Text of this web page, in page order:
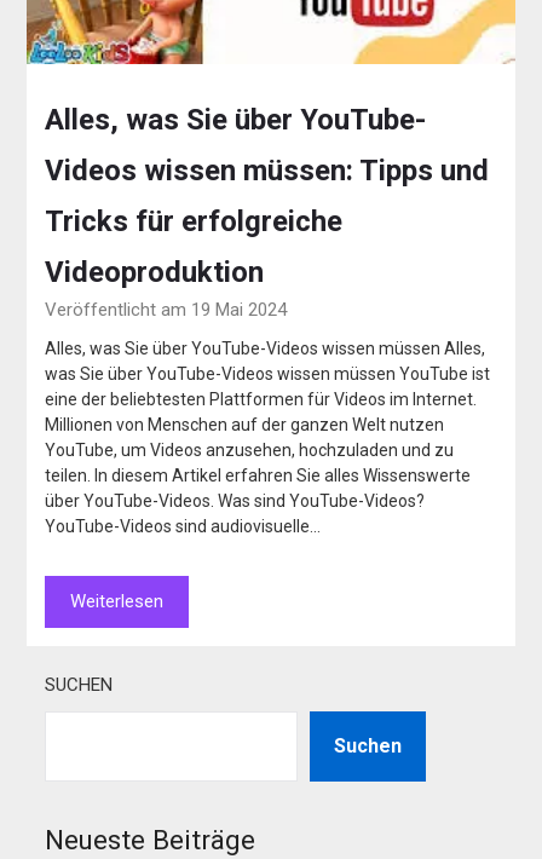
Alles, was Sie über YouTube-
Videos wissen müssen: Tipps und
Tricks für erfolgreiche
Videoproduktion
Veröffentlicht am 19 Mai 2024
Alles, was Sie über YouTube-Videos wissen müssen Alles,
was Sie über YouTube-Videos wissen müssen YouTube ist
eine der beliebtesten Plattformen für Videos im Internet.
Millionen von Menschen auf der ganzen Welt nutzen
YouTube, um Videos anzusehen, hochzuladen und zu
teilen. In diesem Artikel erfahren Sie alles Wissenswerte
über YouTube-Videos. Was sind YouTube-Videos?
YouTube-Videos sind audiovisuelle…
Weiterlesen
SUCHEN
Suchen
Neueste Beiträge